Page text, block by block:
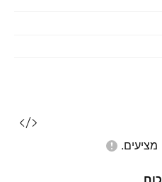
מציעים.